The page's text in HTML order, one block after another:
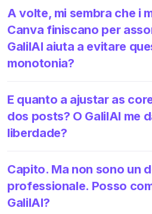
A volte, mi sembra che i
Canva finiscano per
GalilAI aiuta a evitare
monotonia?
E quanto a ajustar as
dos posts? O GalilAI me
liberdade?
Capito. Ma non sono un
professionale. Posso
GalilAI?